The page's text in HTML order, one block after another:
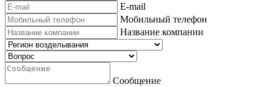
E-mail
Мобильный телефон
Название компании
Сообщение